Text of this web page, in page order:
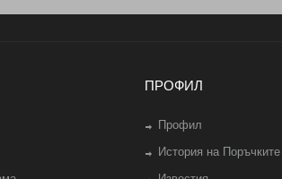
ПРОФИЛ
Профил
История на Поръчките